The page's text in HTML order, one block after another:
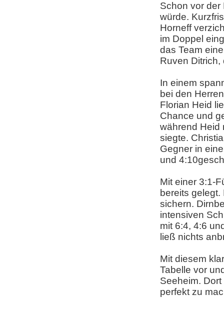
Schon vor der
würde.
Horneff
im Doppel
das Team
Ruven
In einem
bei den
Florian Heid
Chance und
während Heid
siegte.
Gegner in
und
Mit einer 3:1-
bereits
sichern.
intensiven
mit 6:4, 4:6
ließ nichts
Mit diesem
Tabelle vor
Seeheim.
perfekt zu